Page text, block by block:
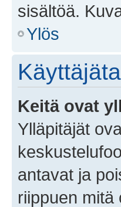
sisältöä.
Ylös
Keitä ovat
Ylläpitäjät
antavat ja
riippuen